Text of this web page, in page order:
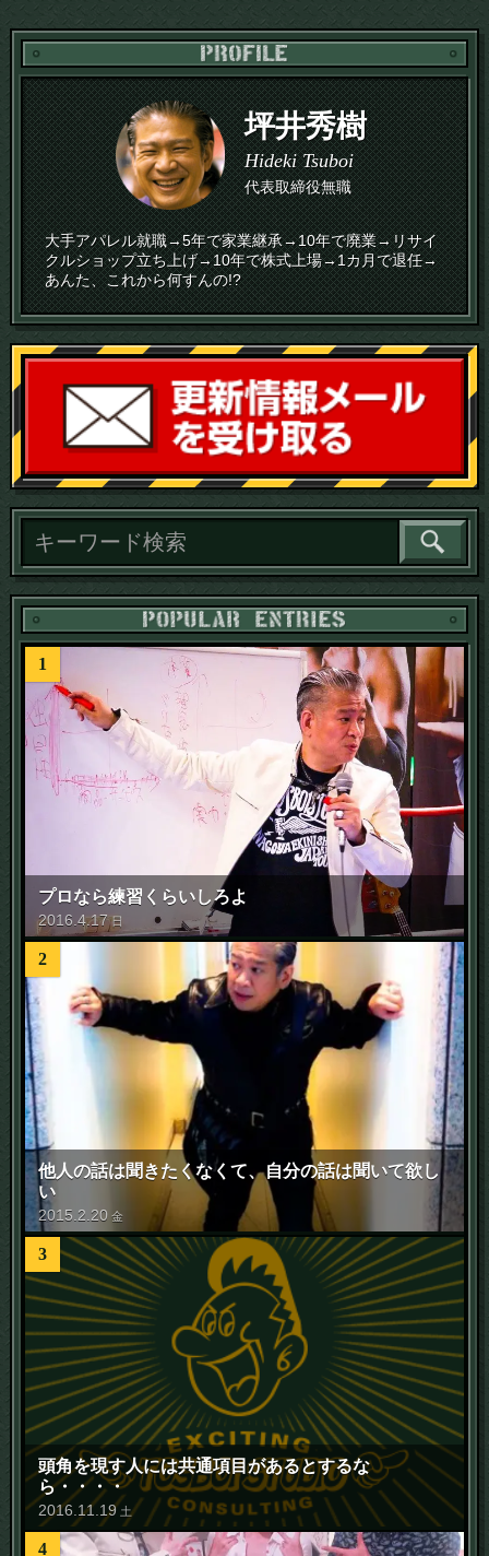
坪井秀樹
Hideki Tsuboi
代表取締役無職
大手アパレル就職→5年で家業継承→10年で廃業→リサイ
クルショップ立ち上げ→10年で株式上場→1カ月で退任→
あんた、これから何すんの!?
読
1
プロなら練習くらいしろよ
2016 .4.17 日
2
他人の話は聞きたくなくて、自分の話は聞いて欲し
い
2015 2 20 金
3
頭角を現す人には共通項目があるとするな
ら・・・・
2016 11 19 土
4